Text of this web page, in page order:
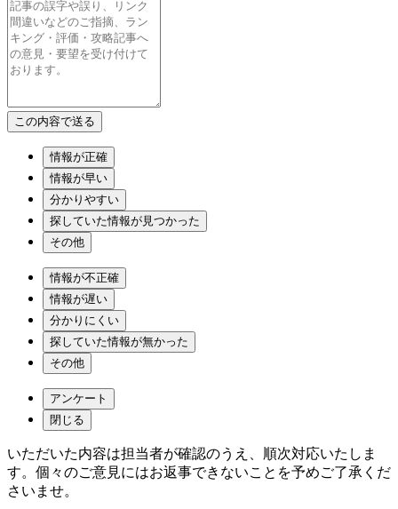
情報が正確
情報が早い
分かりやすい
探していた情報が見つかった
その他
情報が不正確
情報が遅い
分かりにくい
探していた情報が無かった
その他
アンケート
閉じる
いただいた内容は担当者が確認のうえ、順次対応いたしま
す。個々のご意見にはお返事できないことを予めご了承くだ
さいませ。